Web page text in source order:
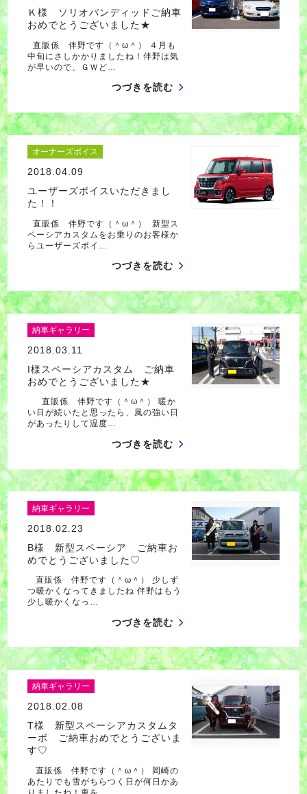
Ｋ様 ソリオバンディッドご納車
おめでとうございました★
直販係 伴野です（＾ω＾） ４月も
中旬にさしかかりましたね！伴野は気
が早いので、ＧＷど…
つづきを読む
オーナーズボイス
2018.04.09
ユーザーズボイスいただきまし
た！！
直販係 伴野です（＾ω＾） 新型ス
ペーシアカスタムをお乗りのお客様か
らユーザーズボイ…
つづきを読む
納車ギャラリー
2018.03.11
I様スペーシアカスタム ご納車
おめでとうございました★
直販係 伴野です（＾ω＾） 暖か
い日が続いたと思ったら、風の強い日
があったりして温度…
つづきを読む
納車ギャラリー
2018.02.23
B様 新型スペーシア ご納車お
めでとうございました♡
直販係 伴野です（＾ω＾） 少しず
つ暖かくなってきましたね 伴野はもう
少し暖かくなっ…
つづきを読む
納車ギャラリー
2018.02.08
T様 新型スペーシアカスタムタ
ーボ ご納車おめでとうございま
す♡
直販係 伴野です（＾ω＾） 岡崎の
あたりでも雪がちらつく日が何日かあ